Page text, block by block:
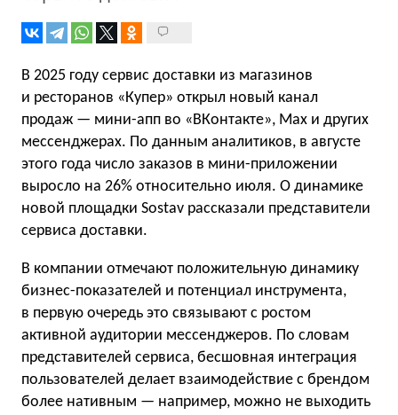
В 2025 году сервис доставки из магазинов
и ресторанов «Купер» открыл новый канал
продаж — мини-апп во «ВКонтакте», Max и других
мессенджерах. По данным аналитиков, в августе
этого года число заказов в мини-приложении
выросло на 26% относительно июля. О динамике
новой площадки Sostav рассказали представители
сервиса доставки.
В компании отмечают положительную динамику
бизнес-показателей и потенциал инструмента,
в первую очередь это связывают с ростом
активной аудитории мессенджеров. По словам
представителей сервиса, бесшовная интеграция
пользователей делает взаимодействие с брендом
более нативным — например, можно не выходить